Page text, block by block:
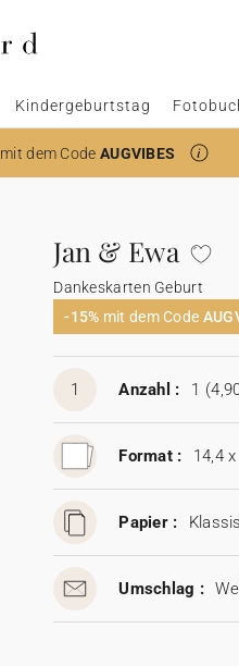
Kindergeburtstag
mit dem Code AUGVIBES
Jan & Ewa
Dankeskarten Geburt
-15% mit dem Code
1 Anzahl : 1
Format : 14,4
Papier :
Umschlag :